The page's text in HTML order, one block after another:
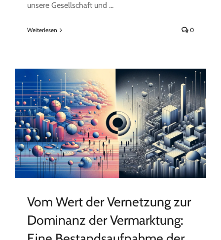
unsere Gesellschaft und ...
Weiterlesen 0
Vom Wert der Vernetzung zur
Dominanz der Vermarktung: